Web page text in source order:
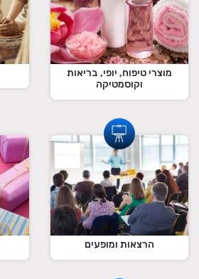
מוצרי טיפוח, יופי, בריאות
וקוסמטיקה
הרצאות ומופעים